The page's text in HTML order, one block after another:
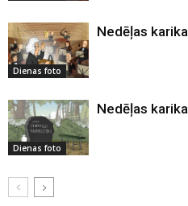
Dienas foto
Nedēļas
Dienas foto
Nedēļas